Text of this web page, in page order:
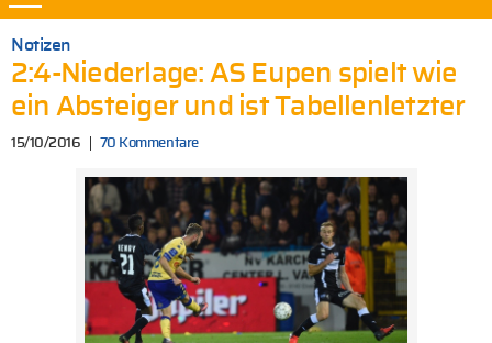
Notizen
2:4-Niederlage: AS Eupen spielt wie
ein Absteiger und ist Tabellenletzter
15/10/2016 70 Kommentare